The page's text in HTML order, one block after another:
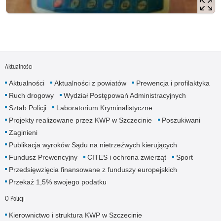
Aktualności
Aktualności Aktualności z powiatów
Prewencja i profilaktyka
Ruch drogowy
Wydział Postępowań Administracyjnych
Sztab Policji
Laboratorium Kryminalistyczne
Projekty realizowane przez KWP w Szczecinie
Poszukiwani
Zaginieni
Publikacja wyroków Sądu na nietrzeźwych kierujących
Fundusz Prewencyjny
CITES i ochrona zwierząt
Sport
Przedsięwzięcia finansowane z funduszy europejskich
Przekaż 1,5% swojego podatku
O Policji
Kierownictwo i struktura KWP w Szczecinie